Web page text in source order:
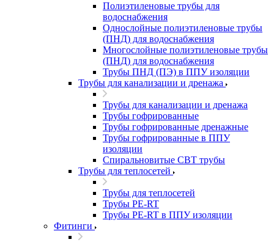
Полиэтиленовые трубы для
водоснабжения
Однослойные полиэтиленовые трубы
(ПНД) для водоснабжения
Многослойные полиэтиленовые трубы
(ПНД) для водоснабжения
Трубы ПНД (ПЭ) в ППУ изоляции
Трубы для канализации и дренажа
Трубы для канализации и дренажа
Трубы гофрированные
Трубы гофрированные дренажные
Трубы гофрированные в ППУ
изоляции
Спиральновитые СВТ трубы
Трубы для теплосетей
Трубы для теплосетей
Трубы PE-RT
Трубы PE-RT в ППУ изоляции
Фитинги